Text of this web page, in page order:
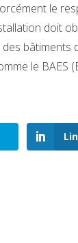
le
doit
bâtiments
le BAES